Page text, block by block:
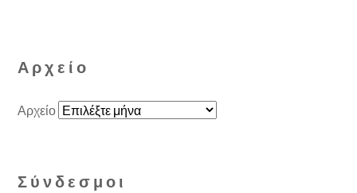
Αρχείο
Αρχείο
Σύνδεσμοι